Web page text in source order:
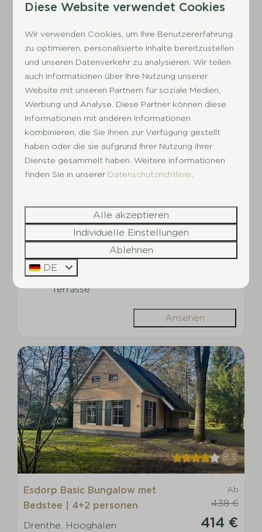
424 €
Dotterbloem Chalet | 4 Personen
Drenthe, Hooghalen
Komfortables Wohnen in
einem großzügigen Chalet
Komplett ausgestattet für
einen entspannten Urlaub
Natur pur genießen auf einer möblierten
Terrasse
Ansehen
8,3
Ab
438 €
414 €
Esdorp Basic Bungalow met
Bedstee | 4+2 personen
Drenthe, Hooghalen
Diese Website verwendet Cookies
Wir verwenden Cookies, um Ihre Benutzererfahrung
zu optimieren, personalisierte Inhalte bereitzustellen
und unseren Datenverkehr zu analysieren. Wir teilen
auch Informationen über Ihre Nutzung unserer
Website mit unseren Partnern für soziale Medien,
Werbung und Analyse. Diese Partner können diese
Informationen mit anderen Informationen
kombinieren, die Sie ihnen zur Verfügung gestellt
haben oder die sie aufgrund Ihrer Nutzung ihrer
Dienste gesammelt haben. Weitere Informationen
finden Sie in unserer Datenschutzrichtlinie
Alle akzeptieren
Individuelle Einstellungen
Ablehnen
DE